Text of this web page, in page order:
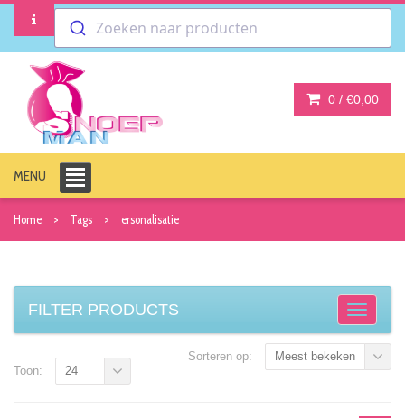
Zoeken naar producten
0 / €0,00
MENU
Home Tags ersonalisatie
FILTER PRODUCTS
Sorteren op: Meest bekeken
Toon: 24